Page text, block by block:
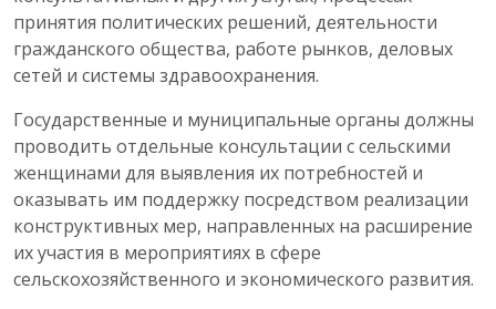
принятия политических решений, деятельности
гражданского общества, работе рынков, деловых
сетей и системы здравоохранения.
Государственные и муниципальные органы должны
проводить отдельные консультации с сельскими
женщинами для выявления их потребностей и
оказывать им поддержку посредством реализации
конструктивных мер, направленных на расширение
их участия в мероприятиях в сфере
сельскохозяйственного и экономического развития.